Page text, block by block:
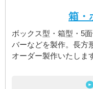
箱・
ボックス型・箱型・5
バーなどを製作。長方
オーダー製作いたしま